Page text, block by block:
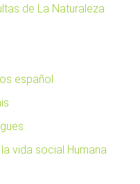
de La Naturaleza
español
vida social Humana